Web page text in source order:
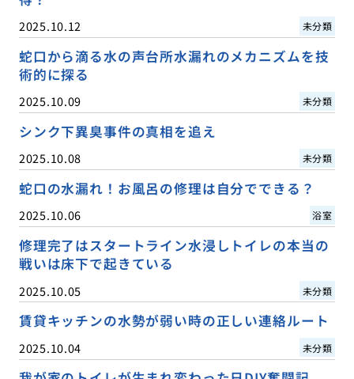
2025.10.12 未分類
蛇口から滴る水の声台所水漏れのメカニズムを技
術的に探る
2025.10.09 未分類
シンク下異臭事件の真相を追え
2025.10.08 未分類
蛇口の水漏れ！お風呂の修理は自分でできる？
2025.10.06 浴室
修理完了はスタートライン水浸しトイレの本当の
戦いは床下で起きている
2025.10.05 未分類
賃貸キッチンの水勢が弱い時の正しい連絡ルート
2025.10.04 未分類